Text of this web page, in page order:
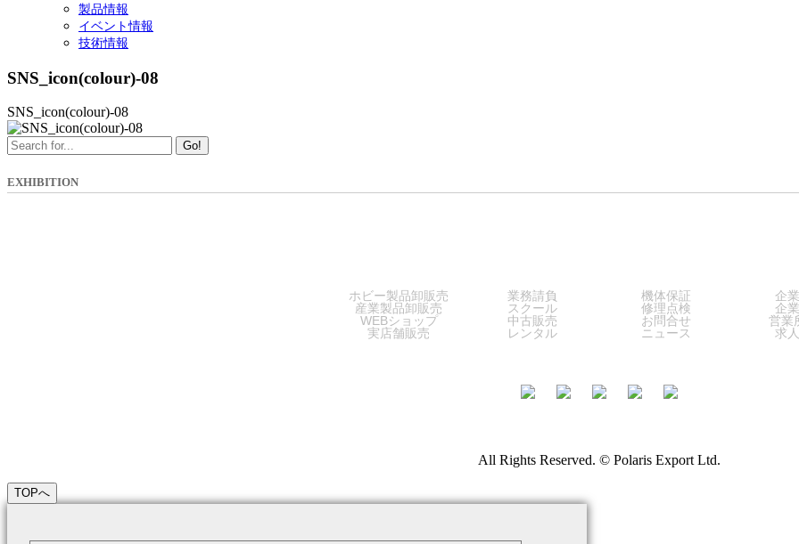
製品情報
イベント情報
技術情報
SNS_icon(colour)-08
SNS_icon(colour)-08
Go!
EXHIBITION
ホビー製品卸販売
産業製品卸販売
WEBショップ
実店舗販売
業務請負
スクール
中古販売
レンタル
機体保証
修理点検
お問合せ
ニュース
企
企
営業
求
All Rights Reserved. © Polaris Export Ltd.
TOPへ